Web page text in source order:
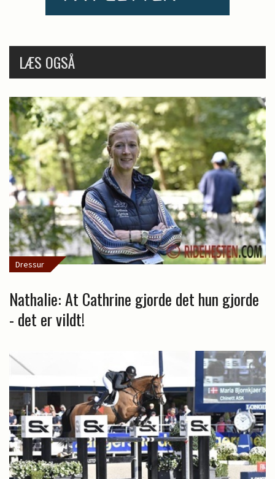
LÆS OGSÅ
Dressur
Nathalie: At Cathrine gjorde det hun gjorde
- det er vildt!